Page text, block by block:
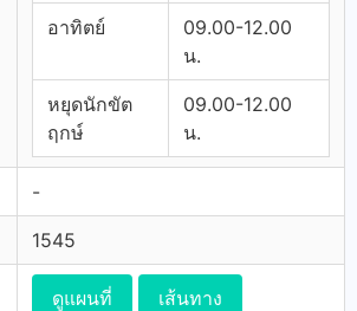
อาทิตย์
09.00-12.00
น.
หยุดนักขัต
ฤกษ์
09.00-12.00
น.
-
1545
ดูแผนที่ เส้นทาง